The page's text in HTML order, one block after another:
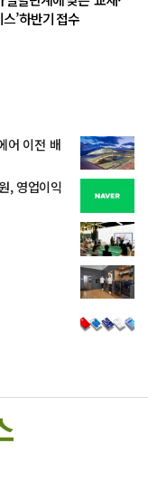
’ 하반기 접수
어 이전 배
, 영업이익